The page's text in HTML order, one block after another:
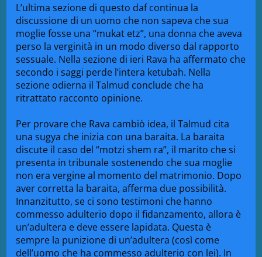
L’ultima sezione di questo daf continua la
discussione di un uomo che non sapeva che sua
moglie fosse una “mukat etz”, una donna che aveva
perso la verginità in un modo diverso dal rapporto
sessuale. Nella sezione di ieri Rava ha affermato che
secondo i saggi perde l’intera ketubah. Nella
sezione odierna il Talmud conclude che ha
ritrattato racconto opinione.
Per provare che Rava cambiò idea, il Talmud cita
una sugya che inizia con una baraita. La baraita
discute il caso del “motzi shem ra”, il marito che si
presenta in tribunale sostenendo che sua moglie
non era vergine al momento del matrimonio. Dopo
aver corretta la baraita, afferma due possibilità.
Innanzitutto, se ci sono testimoni che hanno
commesso adulterio dopo il fidanzamento, allora è
un’adultera e deve essere lapidata. Questa è
sempre la punizione di un’adultera (così come
dell’uomo che ha commesso adulterio con lei). In